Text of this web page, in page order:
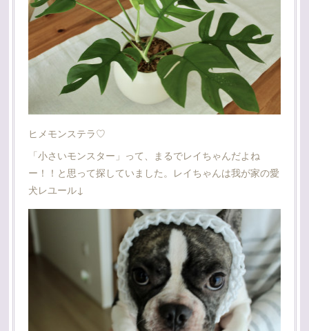
ヒメモンステラ♡
「小さいモンスター」って、まるでレイちゃんだよね
ー！！と思って探していました。レイちゃんは我が家の愛
犬レユール↓